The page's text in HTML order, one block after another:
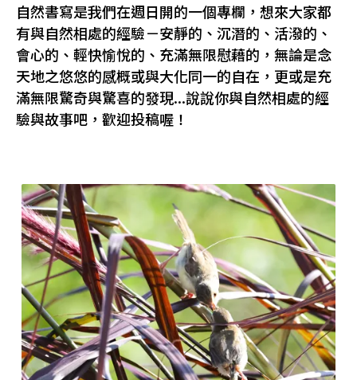
自然書寫是我們在週日開的一個專欄，想來大家都
有與自然相處的經驗－安靜的、沉潛的、活潑的、
會心的、輕快愉悅的、充滿無限慰藉的，無論是念
天地之悠悠的感概或與大化同一的自在，更或是充
滿無限驚奇與驚喜的發現...說說你與自然相處的經
驗與故事吧，歡迎投稿喔！